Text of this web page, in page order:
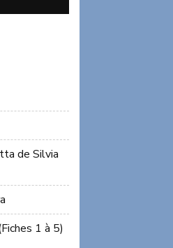
de Silvia
1 à 5)